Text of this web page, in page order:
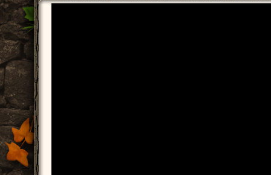
脱贫攻坚